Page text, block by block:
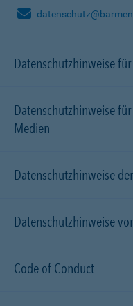
Datenschutzhinweise
Datenschutzhinweise
Medien
Datenschutzhinweise
Datenschutzhinweise
Code of Conduct